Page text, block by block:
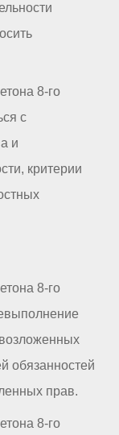
8-го
с
и
критерии
8-го
обязанностей
прав.
8-го